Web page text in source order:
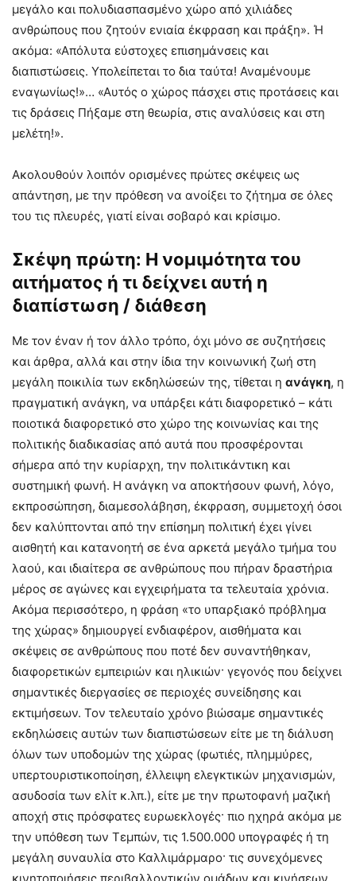
μεγάλο και πολυδιασπασμένο χώρο από χιλιάδες
ανθρώπους που ζητούν ενιαία έκφραση και πράξη». Ή
ακόμα: «Απόλυτα εύστοχες επισημάνσεις και
διαπιστώσεις. Υπολείπεται το δια ταύτα! Αναμένουμε
εναγωνίως!»… «Αυτός ο χώρος πάσχει στις προτάσεις και
τις δράσεις Πήξαμε στη θεωρία, στις αναλύσεις και στη
μελέτη!».
Ακολουθούν λοιπόν ορισμένες πρώτες σκέψεις ως
απάντηση, με την πρόθεση να ανοίξει το ζήτημα σε όλες
του τις πλευρές, γιατί είναι σοβαρό και κρίσιμο.
Σκέψη πρώτη: Η νομιμότητα του
αιτήματος ή τι δείχνει αυτή η
διαπίστωση / διάθεση
Με τον έναν ή τον άλλο τρόπο, όχι μόνο σε συζητήσεις
και άρθρα, αλλά και στην ίδια την κοινωνική ζωή στη
μεγάλη ποικιλία των εκδηλώσεών της, τίθεται η ανάγκη, η
πραγματική ανάγκη, να υπάρξει κάτι διαφορετικό – κάτι
ποιοτικά διαφορετικό στο χώρο της κοινωνίας και της
πολιτικής διαδικασίας από αυτά που προσφέρονται
σήμερα από την κυρίαρχη, την πολιτικάντικη και
συστημική φωνή. Η ανάγκη να αποκτήσουν φωνή, λόγο,
εκπροσώπηση, διαμεσολάβηση, έκφραση, συμμετοχή όσοι
δεν καλύπτονται από την επίσημη πολιτική έχει γίνει
αισθητή και κατανοητή σε ένα αρκετά μεγάλο τμήμα του
λαού, και ιδιαίτερα σε ανθρώπους που πήραν δραστήρια
μέρος σε αγώνες και εγχειρήματα τα τελευταία χρόνια.
Ακόμα περισσότερο, η φράση «το υπαρξιακό πρόβλημα
της χώρας» δημιουργεί ενδιαφέρον, αισθήματα και
σκέψεις σε ανθρώπους που ποτέ δεν συναντήθηκαν,
διαφορετικών εμπειριών και ηλικιών· γεγονός που δείχνει
σημαντικές διεργασίες σε περιοχές συνείδησης και
εκτιμήσεων. Τον τελευταίο χρόνο βιώσαμε σημαντικές
εκδηλώσεις αυτών των διαπιστώσεων είτε με τη διάλυση
όλων των υποδομών της χώρας (φωτιές, πλημμύρες,
υπερτουριστικοποίηση, έλλειψη ελεγκτικών μηχανισμών,
ασυδοσία των ελίτ κ.λπ.), είτε με την πρωτοφανή μαζική
αποχή στις πρόσφατες ευρωεκλογές· πιο ηχηρά ακόμα με
την υπόθεση των Τεμπών, τις 1.500.000 υπογραφές ή τη
μεγάλη συναυλία στο Καλλιμάρμαρο· τις συνεχόμενες
κινητοποιήσεις περιβαλλοντικών ομάδων και κινήσεων